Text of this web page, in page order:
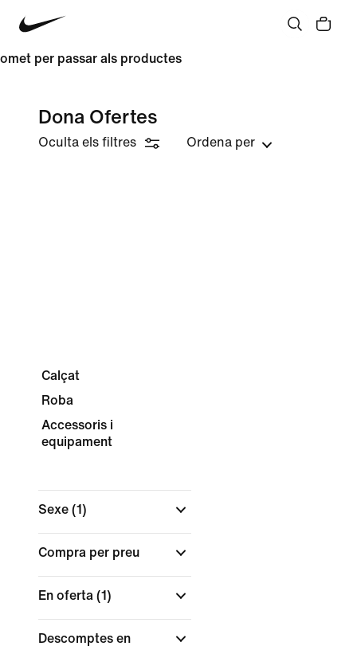
omet per passar als productes
Dona Ofertes
Oculta els filtres Ordena per
Calçat
Roba
Accessoris i
equipament
Sexe (1)
Compra per preu
En oferta (1)
Descomptes en